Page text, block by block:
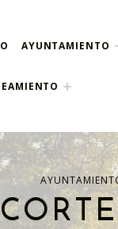
AYUNTAMIENTO